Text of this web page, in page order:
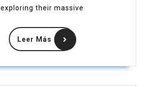
exploring their massive
Leer Más
Leer
Más